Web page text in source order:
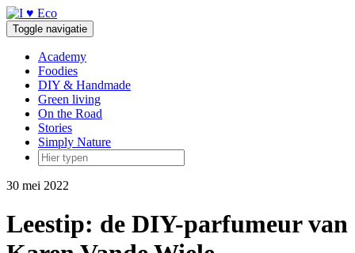
Doorgaan
naar
inhoud
Toggle navigatie
Academy
Foodies
DIY & Handmade
Green living
On the Road
Stories
Simply Nature
30 mei 2022
Leestip: de DIY-parfumeur van